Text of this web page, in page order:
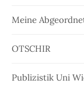
Meine
OTSCHIR
Publizistik Uni